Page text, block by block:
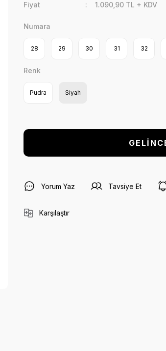
Fiyat
1.090,90 TL + KDV
Numara
28 29 30 31 32
Renk
Pudra Siyah
Yorum Yaz Tavsiye Et
Karşılaştır